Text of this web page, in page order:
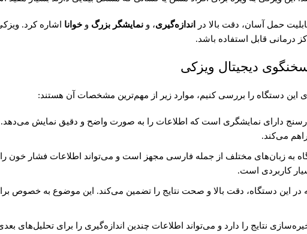
حمل آسان، دقت بالا در اندازه‌گیری، و نمایشگر بزرگ و خوانا اشاره کرد.
درمانی قابل استفاده باشد.
دیجیتال ویزکی
این دستگاه را بررسی کنیم، موارد زیر از مهم‌ترین مشخصات آن هستند:
دارای نمایشگری است که اطلاعات را به صورت واضح و دقیق نمایش می‌دهد.
می‌کند.
به زبان‌های مختلف از جمله فارسی مجهز است و می‌تواند اطلاعات فشار خون
کاربردی است.
در این دستگاه، دقت بالا و صحت نتایج را تضمین می‌کند. این موضوع به خصوص
نتایج را دارد و می‌تواند اطلاعات چندین اندازه‌گیری را برای تحلیل‌های